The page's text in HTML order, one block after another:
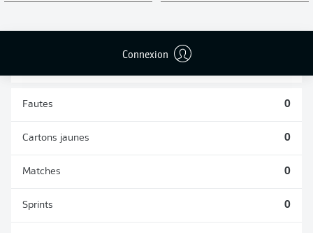
Connexion
0 0
Fautes 0
Cartons jaunes 0
Matches 0
Sprints 0